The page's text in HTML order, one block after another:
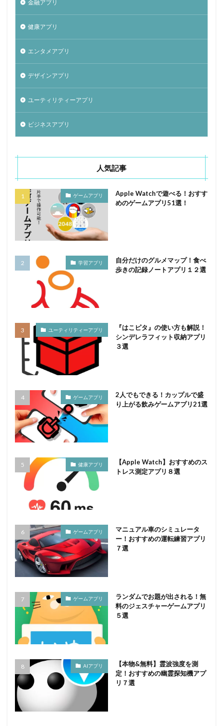
金融アプリ
健康アプリ
エンタメアプリ
デザインアプリ
ユーティリティーアプリ
ビジネスアプリ
人気記事
ゲームアプリ
Apple Watchで遊べる！おすす
めのゲームアプリ51選！
学習アプリ
自分だけのグルメマップ！食べ
歩きの記録ノートアプリ１２選
ユーティリティーアプリ
『はこピタ』の使い方も解説！
シンデレラフィット収納アプリ
３選
ゲームアプリ
2人でもできる！カップルで盛
り上がる飲みゲームアプリ21選
健康アプリ
【Apple Watch】おすすめのス
トレス測定アプリ８選
ゲームアプリ
マニュアル車のシミュレータ
ー！おすすめの運転練習アプリ
７選
ゲームアプリ
ランダムでお題が出される！無
料のジェスチャーゲームアプリ
５選
AIアプリ
【本物&無料】霊波強度を測
定！おすすめの幽霊探知機アプ
リ７選